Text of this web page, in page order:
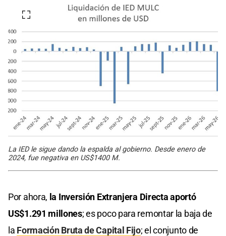
La IED le sigue dando la espalda al gobierno. Desde enero de
2024, fue negativa en US$1400 M.
Por ahora, la Inversión Extranjera Directa aportó
US$1.291 millones; es poco para remontar la baja de
la Formación Bruta de Capital Fijo; el conjunto de